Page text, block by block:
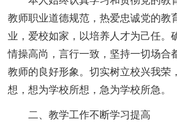
教师职业道德规范，热爱忠诚党的教
业，爱校如家，以培养人才为己任。
情操高尚，言行一致，坚持一切场合
教师的良好形象。切实树立校兴我荣
想，想为学校所想，急为学校所急。
二、教学工作不断学习提高